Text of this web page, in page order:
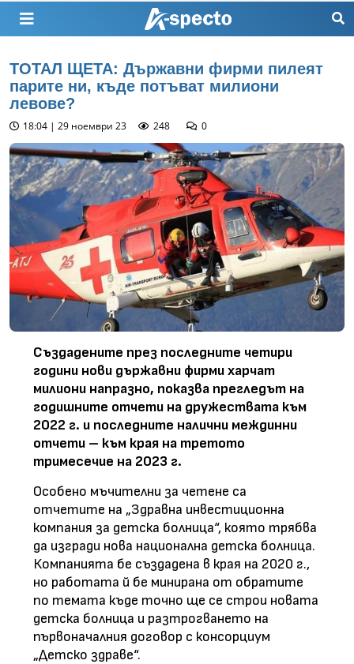
ТОТАЛ ЩЕТА: Държавни фирми пилеят
парите ни, къде потъват милиони
левове?
18:04 | 29 ноември 23 248 0
Създадените през последните четири
години нови държавни фирми харчат
милиони напразно, показва прегледът на
годишните отчети на дружествата към
2022 г. и последните налични междинни
отчети – към края на третото
тримесечие на 2023 г.
Особено мъчителни за четене са
отчетите на „Здравна инвестиционна
компания за детска болница“, която трябва
да изгради нова национална детска болница.
Компанията бе създадена в края на 2020 г.,
но работата й бе минирана от обратите
по темата къде точно ще се строи новата
детска болница и разтрогването на
първоначалния договор с консорциум
„Детско здраве“.